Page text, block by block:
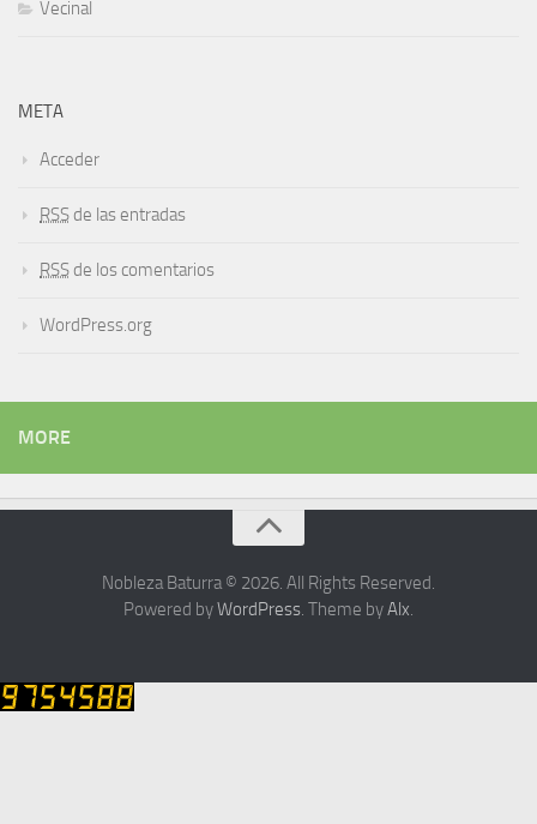
Vecinal
META
Acceder
RSS de las entradas
RSS de los comentarios
WordPress.org
MORE
Nobleza Baturra © 2026. All Rights Reserved.
Powered byWordPress. Theme byAlx.